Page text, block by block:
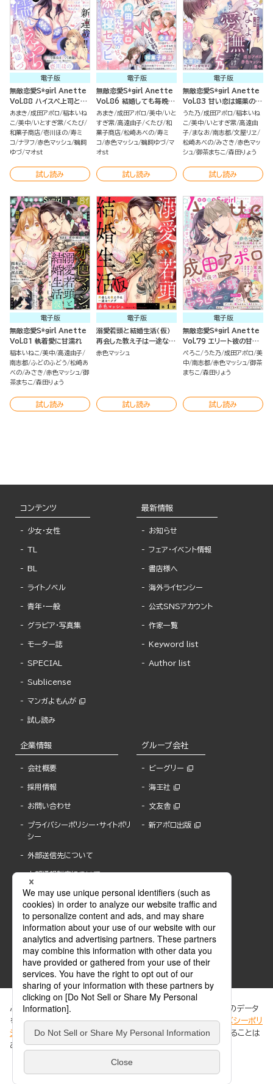
電子版
無敵恋愛S*girl Anette
Vol.88 ハイスペ上司と
甘々同棲
あまき 成田アポロ 稲本いね
こ 美中 いとすぎ常 くたび
和菓子商店 壱川ほの 寿ミ
コ ナヲフ 赤色マッシュ 鵜飼
ゆづ マオst
試し読み
電子版
無敵恋愛S*girl Anette
Vol.86 結婚しても毎晩ハ
レンチ♪
あまき 成田アポロ 美中 いと
すぎ常 高遠由子 くたび 和
菓子商店 松崎あべの 寿ミ
コ 赤色マッシュ 鵜飼ゆづ マ
オst
試し読み
電子版
無敵恋愛S*girl Anette
Vol.83 甘い恋は媚薬のよ
うで
うた乃 成田アポロ 稲本いね
こ 美中 いとすぎ常 高遠由
子 まなお 南志都 文屋リヱ
松崎あべの みさき 赤色マッ
シュ 御茶まちこ 森田りょう
試し読み
電子版
無敵恋愛S*girl Anette
Vol.81 執着愛に甘濡れ
稲本いねこ 美中 高遠由子
南志都 ふどのふどう 松崎あ
べの みさき 赤色マッシュ 御
茶まちこ 森田りょう
試し読み
電子版
溺愛若頭と結婚生活（仮）
再会した教え子は一途なヤ
クザ（分冊版）
赤色マッシュ
試し読み
電子版
無敵恋愛S*girl Anette
Vol.79 エリート彼の甘い
誘惑
ぺろこ うた乃 成田アポロ 美
中 南志都 赤色マッシュ 御茶
まちこ 森田りょう
試し読み
コンテンツ
少女・女性
TL
BL
ライトノベル
青年・一般
グラビア・写真集
モーター誌
SPECIAL
Sublicense
マンガよもんが
試し読み
最新情報
お知らせ
フェア・イベント情報
書店様へ
海外ライセンシー
公式SNSアカウント
作家一覧
Keyword list
Author list
企業情報
会社概要
採用情報
お問い合わせ
プライバシーポリシー・サイトポリ
シー
外部送信先について
内部通報制度について
グループ会社
ビーグリー
海王社
文友舎
新アポロ出版
ABJマークは、この電子書店・電子書籍配信サービスが、著作権者からコンテンツ使用許諾を
得た正規版配信サービスであることを示す登録商標(登録番号 第6091713号)です。
ABJマークの詳細、ABJマークを掲示しているサービスの一覧はこちら。
ぶんか社が運営するサイトでは、利便性向上のためにCookie等のデータ
を使用しています。 当社のCookieについての詳細は、「プライバシーポリ
シー
」をご覧ください。当サイトでは、訪問者の個人情報を追跡することは
ありません。